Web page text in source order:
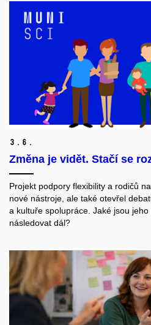
3. 6.
Změna je vidět. Stačí se
Projekt podpory flexibility a rodičů
nové nástroje, ale také otevřel
a kultuře spolupráce. Jaké jsou
následovat dál?